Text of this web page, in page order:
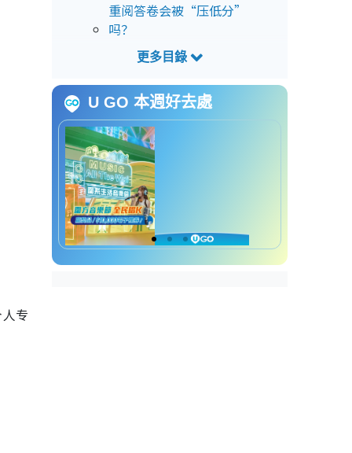
专
重阅答卷会被“压低分”
吗？
DSE成绩复核2026：4大退款机
文凭试2026成绩复核申请费
DSE成绩复核2026：缴费期限及
付款方法
逾期缴费须付附加费港币
$319
申请减免复核费用
DSE成绩复核2026：DSE
Appeal 会降grade吗？
U GO 本週好去處